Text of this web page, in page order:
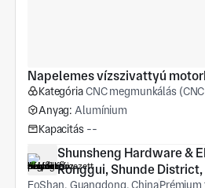
Napelemes vízszivattyú
KategóriaCNC megmunkálás
Anyag: Alumínium
Kapacitás --
Shunsheng Hardware &
Ronggui, Shunde District,
FoShan, Guangdong, ChinaPrémium